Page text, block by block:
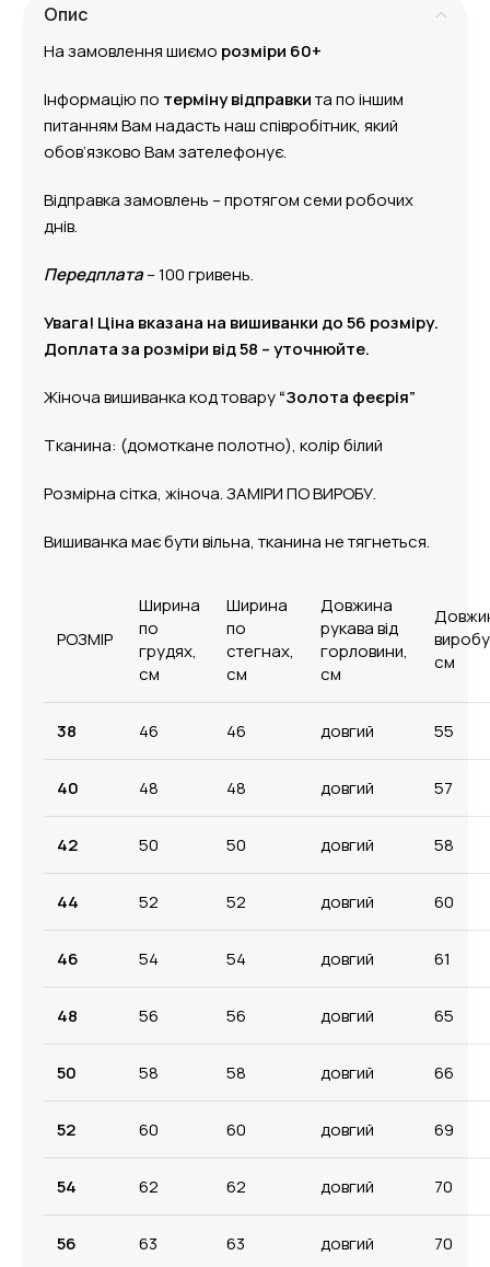
Опис
На замовлення шиємо розміри 60+
Інформацію по терміну відправкита по іншим
питанням Вам надасть наш співробітник, який
обов’язково Вам зателефонує.
Відправка замовлень – протягом семи робочих
днів.
Передплата– 100 гривень.
Увага! Ціна вказана на вишиванки до 56 розміру.
Доплата за розміри від 58 – уточнюйте.
Жіноча вишиванка код товару“Золота феєрія”
Тканина: (домоткане полотно), колір білий
Розмірна сітка, жіноча. ЗАМІРИ ПО ВИРОБУ.
Вишиванка має бути вільна, тканина не тягнеться.
РОЗМІР
Ширина
по
грудях,
см
Ширина
по
стегнах,
см
Довжина
рукава від
горловини,
см
см
38 46 46 довгий 55
40 48 48 довгий 57
42 50 50 довгий 58
44 52 52 довгий 60
46 54 54 довгий 61
48 56 56 довгий 65
50 58 58 довгий 66
52 60 60 довгий 69
54 62 62 довгий 70
56 63 63 довгий 70